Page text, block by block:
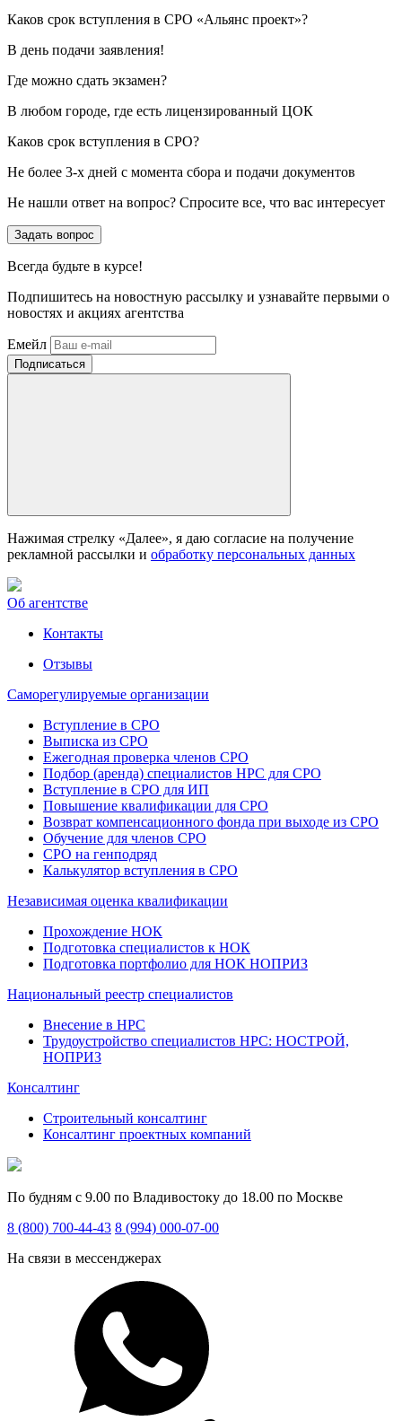
Каков срок вступления в СРО «Альянс проект»?
В день подачи заявления!
Где можно сдать экзамен?
В любом городе, где есть лицензированный ЦОК
Каков срок вступления в СРО?
Не более 3-х дней с момента сбора и подачи документов
Не нашли ответ на вопрос? Спросите все, что вас интересует
Задать вопрос
Всегда будьте в курсе!
Подпишитесь на новостную рассылку и узнавайте первыми о
новостях и акциях агентства
Емейл
Нажимая стрелку «Далее», я даю согласие на получение
рекламной рассылки и обработку персональных данных
Об агентстве
Контакты
Отзывы
Саморегулируемые организации
Вступление в СРО
Выписка из СРО
Ежегодная проверка членов СРО
Подбор (аренда) специалистов НРС для СРО
Вступление в СРО для ИП
Повышение квалификации для СРО
Возврат компенсационного фонда при выходе из СРО
Обучение для членов СРО
СРО на генподряд
Калькулятор вступления в СРО
Независимая оценка квалификации
Прохождение НОК
Подготовка специалистов к НОК
Подготовка портфолио для НОК НОПРИЗ
Национальный реестр специалистов
Внесение в НРС
Трудоустройство специалистов НРС: НОСТРОЙ,
НОПРИЗ
Консалтинг
Строительный консалтинг
Консалтинг проектных компаний
По будням с 9.00 по Владивостоку до 18.00 по Москве
8 (800) 700-44-43 8 (994) 000-07-00
На связи в мессенджерах